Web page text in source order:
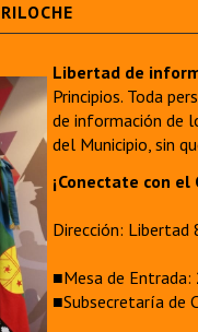
Libertad de
Principios. Toda
de información de
del Municipio, sin
¡Conectate con el
Dirección: Libertad
■Mesa de Entrada:
■Subsecretaría de